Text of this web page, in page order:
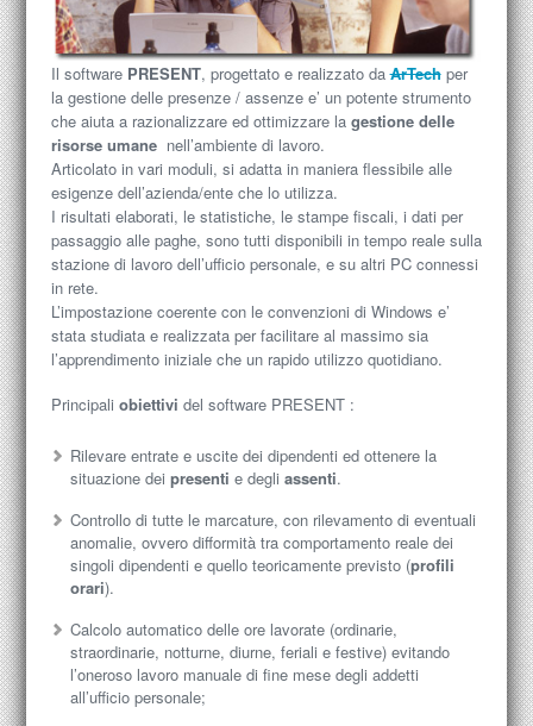
Il software PRESENT, progettato e realizzato daArTechper
la gestione delle presenze / assenze e’ un potente strumento
che aiuta a razionalizzare ed ottimizzare la gestione delle
risorse umanenell’ambiente di lavoro.
Articolato in vari moduli, si adatta in maniera flessibile alle
esigenze dell’azienda/ente che lo utilizza.
I risultati elaborati, le statistiche, le stampe fiscali, i dati per
passaggio alle paghe, sono tutti disponibili in tempo reale sulla
stazione di lavoro dell’ufficio personale, e su altri PC connessi
in rete.
L’impostazione coerente con le convenzioni di Windows e’
stata studiata e realizzata per facilitare al massimo sia
l’apprendimento iniziale che un rapido utilizzo quotidiano.
Principali obiettivi del software PRESENT :
Rilevare entrate e uscite dei dipendenti ed ottenere la
situazione dei presenti e degli assenti.
Controllo di tutte le marcature, con rilevamento di eventuali
anomalie, ovvero difformità tra comportamento reale dei
singoli dipendenti e quello teoricamente previsto (profili
orari).
Calcolo automatico delle ore lavorate (ordinarie,
straordinarie, notturne, diurne, feriali e festive) evitando
l’oneroso lavoro manuale di fine mese degli addetti
all’ufficio personale;